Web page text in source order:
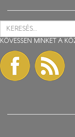
KÖVESSEN MINKET A